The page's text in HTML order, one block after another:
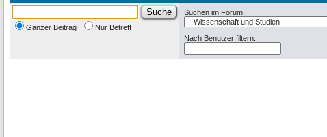
Ganzer Beitrag Nur Betreff
Suchen im Forum:
Nach Benutzer filtern: